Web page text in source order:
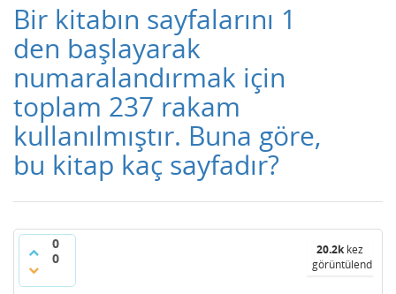
Bir kitabın sayfalarını 1
den başlayarak
numaralandırmak için
toplam 237 rakam
kullanılmıştır. Buna göre,
bu kitap kaç sayfadır?
0
0
20.2kkez
görüntülendi